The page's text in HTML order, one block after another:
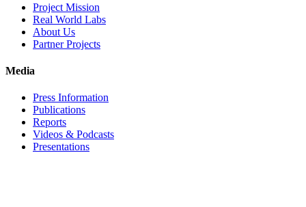
Project Mission
Real World Labs
About Us
Partner Projects
Media
Press Information
Publications
Reports
Videos & Podcasts
Presentations